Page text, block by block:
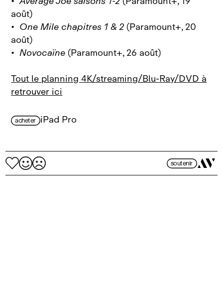
août)
• One Mile chapitres 1 & 2 (Paramount+, 20
août)
•Novocaïne (Paramount+, 26 août)
Tout le planning 4K/streaming/Blu-Ray/DVD à
retrouver ici
acheter iPad Pro
soutenir